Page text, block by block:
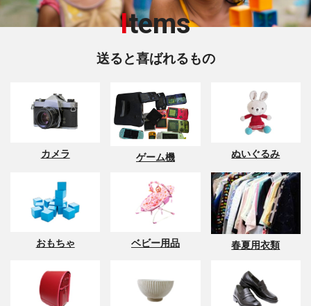
Items
送ると喜ばれるもの
カメラ ゲーム機 ぬいぐるみ
おもちゃ ベビー用品 春夏用衣類